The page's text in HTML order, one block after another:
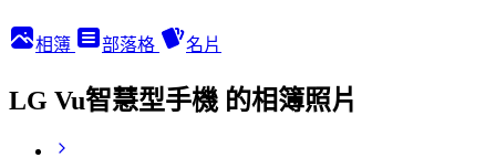
相簿 部落格 名片
LG Vu智慧型手機 的相簿照片